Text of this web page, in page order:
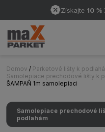
Získajte 10 %
Domov / Parketové lišty k
Samolepiace prechodové lišty k
ŠAMPAŇ 1m samolepiaci
Samolepiace prechodové
podlahám